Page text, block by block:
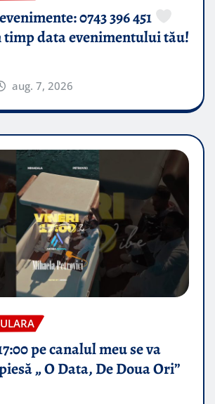
0743 396 451
timp data evenimentului tău!
aug. 7, 2026
pe canalul meu se va
„ O Data, De Doua Ori”